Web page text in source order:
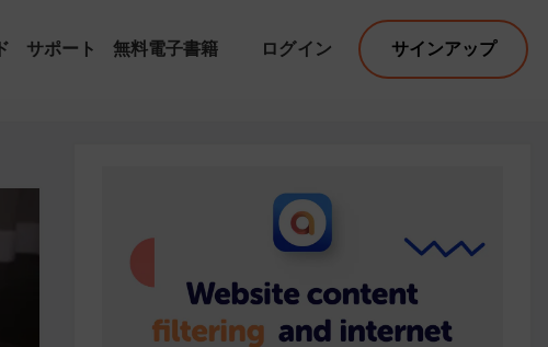
サポート 無料電子書籍 ログイン サインアップ